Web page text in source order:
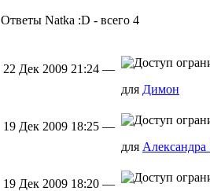
Ответы Natka :D - всего 4
22 Дек 2009 21:24 —
для Димон
19 Дек 2009 18:25 —
для
19 Дек 2009 18:20 —